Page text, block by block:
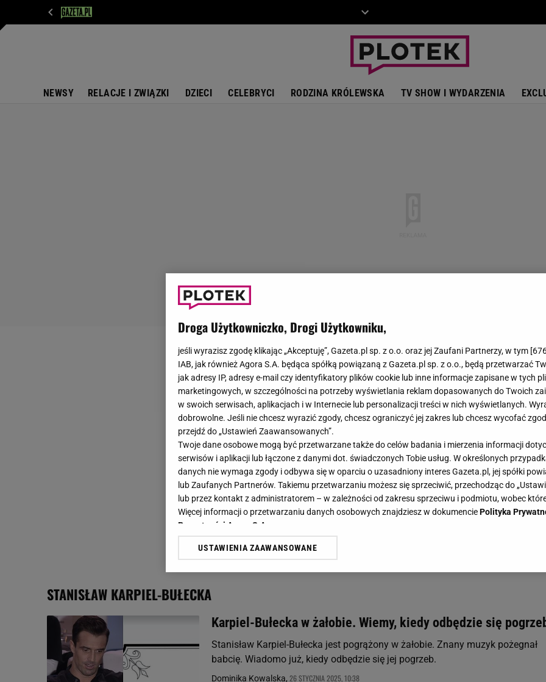
NEWSY RELACJE I ZWIĄZKI DZIECI CELEBRYCI RODZINA KRÓLEWSKA TV SHOW I WYDARZENIA
STANISŁAW KARPIEL-BUŁECKA
Karpiel-Bułecka w żałobie. Wiemy, kiedy odbędzie się
Stanisław Karpiel-Bułecka jest pogrążony w żałobie. Znany muzyk pożegnał
babcię. Wiadomo już, kiedy odbędzie się jej pogrzeb.
Dominika Kowalska, 26 STYCZNIA 2025, 10:38
Droga Użytkowniczko, Drogi Użytkowniku,
jeśli wyrazisz zgodę klikając „Akceptuję”, Gazeta.pl sp. z o.o. oraz jej Zaufani Partnerzy, w tym [
IAB, jak również Agora S.A. będąca spółką powiązaną z Gazeta.pl sp. z o.o., będą przetwarzać
jak adresy IP, adresy e-mail czy identyfikatory plików cookie lub inne informacje zapisane w tych
marketingowych, w szczególności na potrzeby wyświetlania reklam dopasowanych do Twoich
w swoich serwisach, aplikacjach i w Internecie lub personalizacji treści w nich wyświetlanych.
dobrowolne. Jeśli nie chcesz wyrazić zgody, chcesz ograniczyć jej zakres lub chcesz wycofać
przejdź do „Ustawień Zaawansowanych”.
Twoje dane osobowe mogą być przetwarzane także do celów badania i mierzenia informacji
serwisów i aplikacji lub łączone z danymi dot. świadczonych Tobie usług. W określonych
danych nie wymaga zgody i odbywa się w oparciu o uzasadniony interes Gazeta.pl, jej spółki
lub Zaufanych Partnerów. Takiemu przetwarzaniu możesz się sprzeciwić, przechodząc do
lub przez kontakt z administratorem – w zależności od zakresu sprzeciwu i podmiotu, wobec
Więcej informacji o przetwarzaniu danych osobowych znajdziesz w dokumenciePolityka
Prywatności Agora S.A.
Klikając „Akceptuję” wyrażasz też zgodę na zainstalowanie i przechowywanie plików cookie
dotyczące plików cookie, wywołując narzędzie do zarządzania twoimi preferencjami dot.
odnośnik „Ustawienia prywatności ” w stopce serwisu i przechodząc do „Ustawień
My, nasi Zaufani Partnerzy i Agora S.A. możemy przetwarzać dane osobowe w następujących
Użycie dokładnych danych geolokalizacyjnych. Aktywne skanowanie charakterystyki urządzenia
Przechowywanie informacji na urządzeniu lub dostęp do nich. Spersonalizowane reklamy i treści,
USTAWIENIA ZAAWANSOWANE